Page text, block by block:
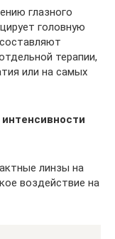
глазного
головную
терапии,
или на самых
линзы на
воздействие на